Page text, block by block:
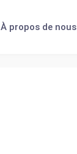
À propos de nous